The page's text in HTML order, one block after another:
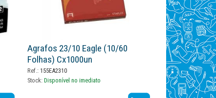
Agrafos 23/10 Eagle (10/60
Folhas) Cx1000un
Ref.: 155EA2310
Stock:Disponível no imediato